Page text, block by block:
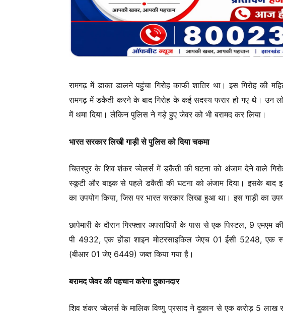
रामगढ़ में डाका डालने पहुंचा गिरोह काफी शातिर था। इस गिरोह की
रामगढ़ में डकैती करने के बाद गिरोह के कई सदस्य फरार हो गए थे। उन
में थमा दिया। लेकिन पुलिस ने गड़े हुए जेवर को भी बरामद कर लिया।
भारत सरकार लिखी गाड़ी से पुलिस को दिया चकमा
चितरपुर के शिव शंकर ज्वेलर्स में डकैती की घटना को अंजाम देने वाले
स्कूटी और बाइक से पहले डकैती की घटना को अंजाम दिया। इसके बाद
का उपयोग किया, जिस पर भारत सरकार लिखा हुआ था। इस गाड़ी का
छापेमारी के दौरान गिरफ्तार अपराधियों के पास से एक पिस्टल, 9 एमएम
पी 4932, एक होंडा शाइन मोटरसाइकिल जेएच 01 ईसी 5248, एक
(बीआर 01 जेए 6449) जब्त किया गया है।
बरामद जेवर की पहचान करेगा दुकानदार
शिव शंकर ज्वेलर्स के मालिक विष्णु प्रसाद ने दुकान से एक करोड़ 5 लाख